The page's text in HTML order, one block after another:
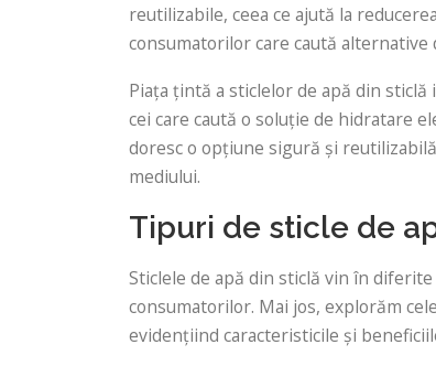
reutilizabile, ceea ce ajută la
consumatorilor care caută
Piața țintă a sticlelor de apă din
cei care caută o soluție de hidratare
doresc o opțiune sigură și
mediului.
Tipuri de sticle de
Sticlele de apă din sticlă vin în
consumatorilor. Mai jos, explorăm
evidențiind caracteristicile și